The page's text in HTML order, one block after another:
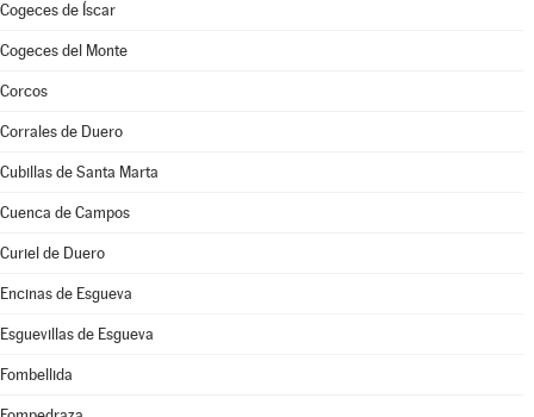
Cogeces de Íscar
Cogeces del Monte
Corcos
Corrales de Duero
Cubillas de Santa Marta
Cuenca de Campos
Curiel de Duero
Encinas de Esgueva
Esguevillas de Esgueva
Fombellida